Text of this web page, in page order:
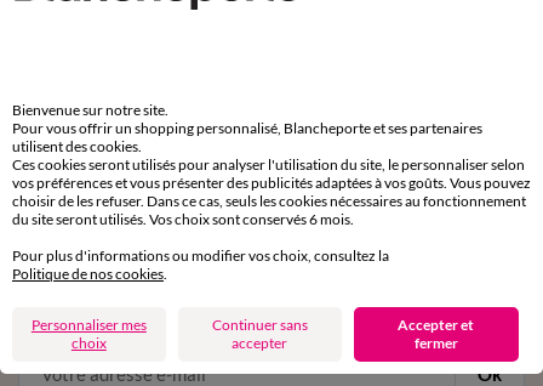
Retours gratuits
par chat et par téléphone
de 8h00 à 20h00 du lundi au samedi
11€ Offerts
en vous inscrivant à la newsletter
conditions dans votre email de confirmation
Ok
Bienvenue sur notre site.
Pour vous offrir un shopping personnalisé, Blancheporte et ses partenaires
utilisent des cookies.
Ces cookies seront utilisés pour analyser l'utilisation du site, le personnaliser selon
vos préférences et vous présenter des publicités adaptées à vos goûts. Vous pouvez
choisir de les refuser. Dans ce cas, seuls les cookies nécessaires au fonctionnement
du site seront utilisés. Vos choix sont conservés 6 mois.
Pour plus d'informations ou modifier vos choix, consultez la
Politique de nos cookies
Personnaliser mes
choix
Continuer sans
accepter
Accepter et
fermer